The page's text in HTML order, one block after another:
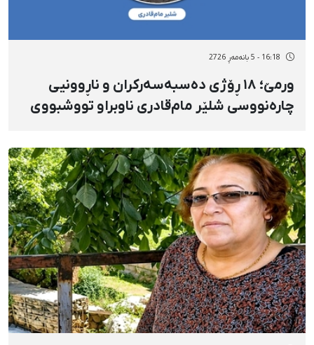
16:18 - 5 بانەمەڕ 2726
ورمێ؛ ١٨ ڕۆژی دەسبەسەرکران و ناڕوونیی
چارەنووسی شلێر مام‌قادری ناوبراو تووشبووی